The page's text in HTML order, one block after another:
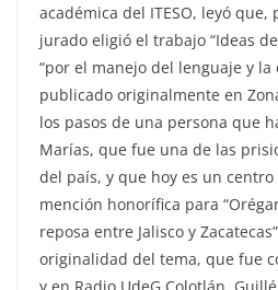
académica del ITESO, leyó
jurado eligió el trabajo “Ideas
“por el manejo del lenguaje y
publicado originalmente en
los pasos de una persona que
Marías, que fue una de las
del país, y que hoy es un
mención honorífica para
reposa entre Jalisco y
originalidad del tema, que fue